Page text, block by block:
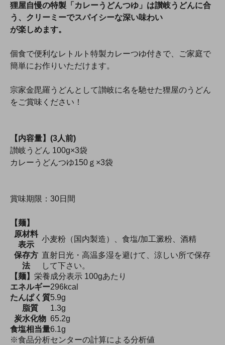
狸屋自慢の特製「カレーうどんつゆ」は讃岐うどんに合
う、クリーミーでスパイシーな深い味わい
が楽しめます。
個食で便利なレトルト特製カレーつゆ付きで、ご家庭で
簡単にお作りいただけます。
宗家金毘羅うどんとして讃岐に名を馳せた狸屋のうどん
をご賞味ください！
【内容量】(3人前)
讃岐うどん 100g×3袋
カレーうどんつゆ150ｇ×3袋
賞味期限：30日間
【麺】
原材料
表示
小麦粉（国内製造）、食塩/加工澱粉、酒精
保存方
法
直射日光・高温多湿を避けて、涼しい所で保存
して下さい。
【麺】 栄養成分表示 100gあたり
エネルギー296kcal
たんぱく質5.9g
脂質
1.3g
炭水化物 65.2g
食塩相当量6.1g
※食品分析センターの計算による分析値